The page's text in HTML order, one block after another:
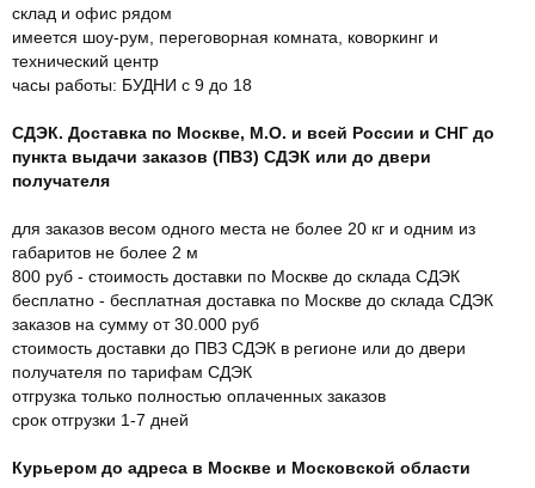
склад и офис рядом
имеется шоу-рум, переговорная комната, коворкинг и
технический центр
часы работы: БУДНИ с 9 до 18
СДЭК. Доставка по Москве, М.О. и всей России и СНГ до
пункта выдачи заказов (ПВЗ) СДЭК или до двери
получателя
для заказов весом одного места не более 20 кг и одним из
габаритов не более 2 м
800 руб - стоимость доставки по Москве до склада СДЭК
бесплатно - бесплатная доставка по Москве до склада СДЭК
заказов на сумму от 30.000 руб
стоимость доставки до ПВЗ СДЭК в регионе или до двери
получателя по тарифам СДЭК
отгрузка только полностью оплаченных заказов
срок отгрузки 1-7 дней
Курьером до адреса в Москве и Московской области